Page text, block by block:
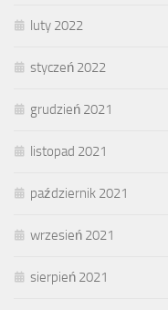
luty 2022
styczeń 2022
grudzień 2021
listopad 2021
październik 2021
wrzesień 2021
sierpień 2021